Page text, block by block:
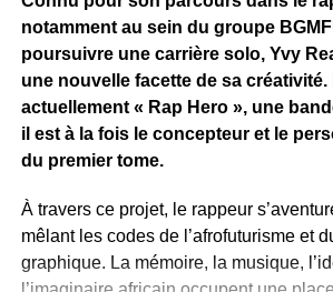
notamment au sein du groupe
poursuivre une carrière solo, Yvy
une nouvelle facette de sa créativité.
actuellement « Rap Hero », une
il est à la fois le concepteur et le
du premier tome.
À travers ce projet, le rappeur
mêlant les codes de l’afrofuturisme et
graphique. La mémoire, la musique,